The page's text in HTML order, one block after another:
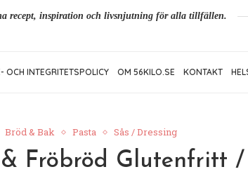
recept, inspiration och livsnjutning för alla tillfällen.
OCH INTEGRITETSPOLICY OM 56KILO.SE KONTAKT
Bröd & Bak Pasta Sås / Dressing
Fröbröd Glutenfritt